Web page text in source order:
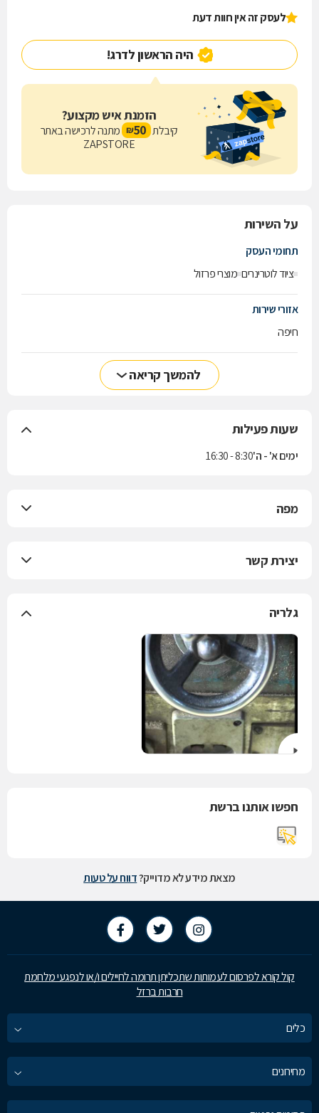
לעסק זה אין חוות דעת
היה הראשון לדרג!
הזמנת איש מקצוע?
קיבלת 50
₪ מתנה לרכישה באתר
ZAPSTORE
על השירות
תחומי העסק
ציוד לוטרינרים מוצרי פרזול
אזורי שירות
חיפה
להמשך קריאה
שעות פעילות
ימים א' - ה'8:30 - 16:30
מפה
יצירת קשר
גלריה
חפשו אותנו ברשת
מצאת מידע לא מדוייק?דווח על טעות
קול קורא לפרסום לעמותות שתכליתן תרומה לחיילים ו/או לנפגעי מלחמת
חרבות ברזל
כלים
מחירונים